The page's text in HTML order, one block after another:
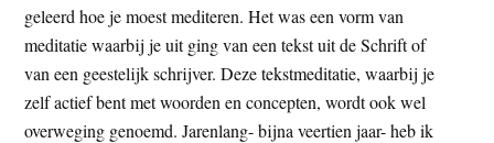
geleerd hoe je moest mediteren. Het was een vorm van
meditatie waarbij je uit ging van een tekst uit de Schrift of
van een geestelijk schrijver. Deze tekstmeditatie, waarbij je
zelf actief bent met woorden en concepten, wordt ook wel
overweging genoemd. Jarenlang- bijna veertien jaar- heb ik